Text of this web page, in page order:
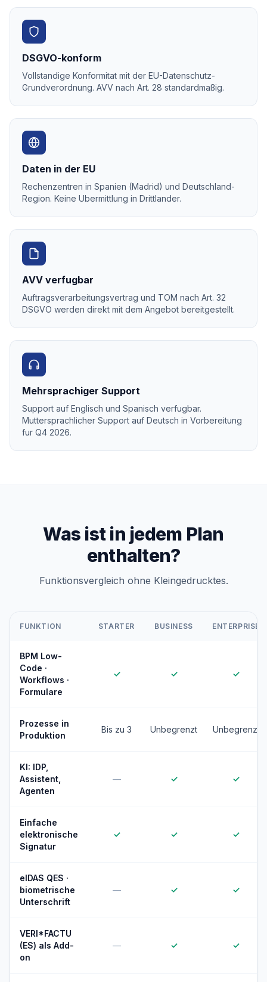
DSGVO-konform
Vollstandige Konformitat mit der EU-Datenschutz-
Grundverordnung. AVV nach Art. 28 standardmaßig.
Daten in der EU
Rechenzentren in Spanien (Madrid) und Deutschland-
Region. Keine Ubermittlung in Drittlander.
AVV verfugbar
Auftragsverarbeitungsvertrag und TOM nach Art. 32
DSGVO werden direkt mit dem Angebot bereitgestellt.
Mehrsprachiger Support
Support auf Englisch und Spanisch verfugbar.
Muttersprachlicher Support auf Deutsch in Vorbereitung
fur Q4 2026.
Was ist in jedem Plan
enthalten?
Funktionsvergleich ohne Kleingedrucktes.
FUNKTION STARTER BUSINESS ENTERPRISE
BPM Low-
Code ·
Workflows ·
Formulare
✓ ✓ ✓
Prozesse in
Produktion
Bis zu 3 Unbegrenzt Unbegrenzt
KI: IDP,
Assistent,
Agenten
— ✓ ✓
Einfache
elektronische
Signatur
✓ ✓ ✓
eIDAS QES ·
biometrische
Unterschrift
— ✓ ✓
VERI*FACTU
(ES) als Add-
on
— ✓ ✓